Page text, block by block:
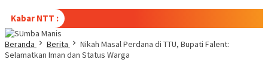
Kabar NTT :
Beranda Berita
Nikah Masal Perdana di TTU, Bupati Falent:
Selamatkan Iman dan Status Warga